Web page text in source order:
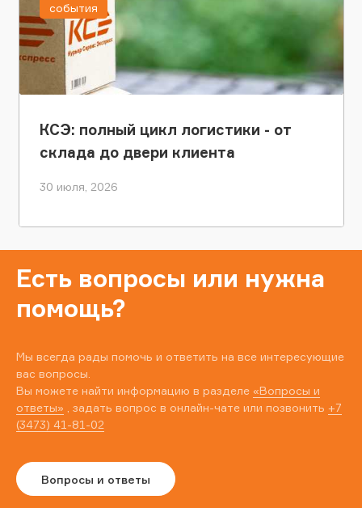
КСЭ: полный цикл логистики - от
склада до двери клиента
30 июля, 2026
события
Есть вопросы или нужна
помощь?
Мы всегда рады помочь и ответить на все интересующие
вас вопросы.
Вы можете найти информацию в разделе «Вопросы и
ответы» , задать вопрос в онлайн-чате или позвонить +7
(3473) 41-81-02
Вопросы и ответы